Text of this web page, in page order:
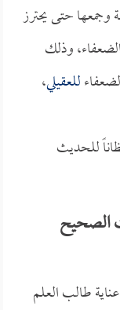
وجمعها حتى يحترز
وذلك
للعقيلي،
للحديث
الصحيح
طالب العلم